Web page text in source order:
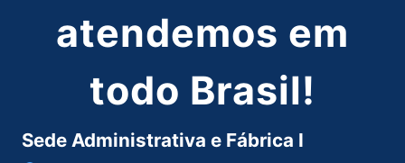
atendemos em
todo Brasil!
Sede Administrativa e Fábrica I